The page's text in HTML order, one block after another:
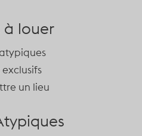
à louer
exclusifs
un lieu